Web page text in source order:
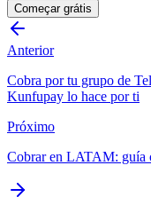
Começar grátis
Anterior
Cobra por tu grupo de
Kunfupay lo hace por ti
Próximo
Cobrar en LATAM: guía